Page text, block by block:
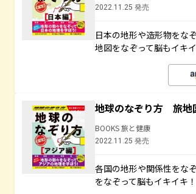
2022.11.25 発売
日本の地形や造形物をな
地図をなぞって脳もイキイ
地球のなぞり方 旅
BOOKS 旅と健康
2022.11.25 発売
各国の地形や関係性をな
をなぞって脳もイキイキ！